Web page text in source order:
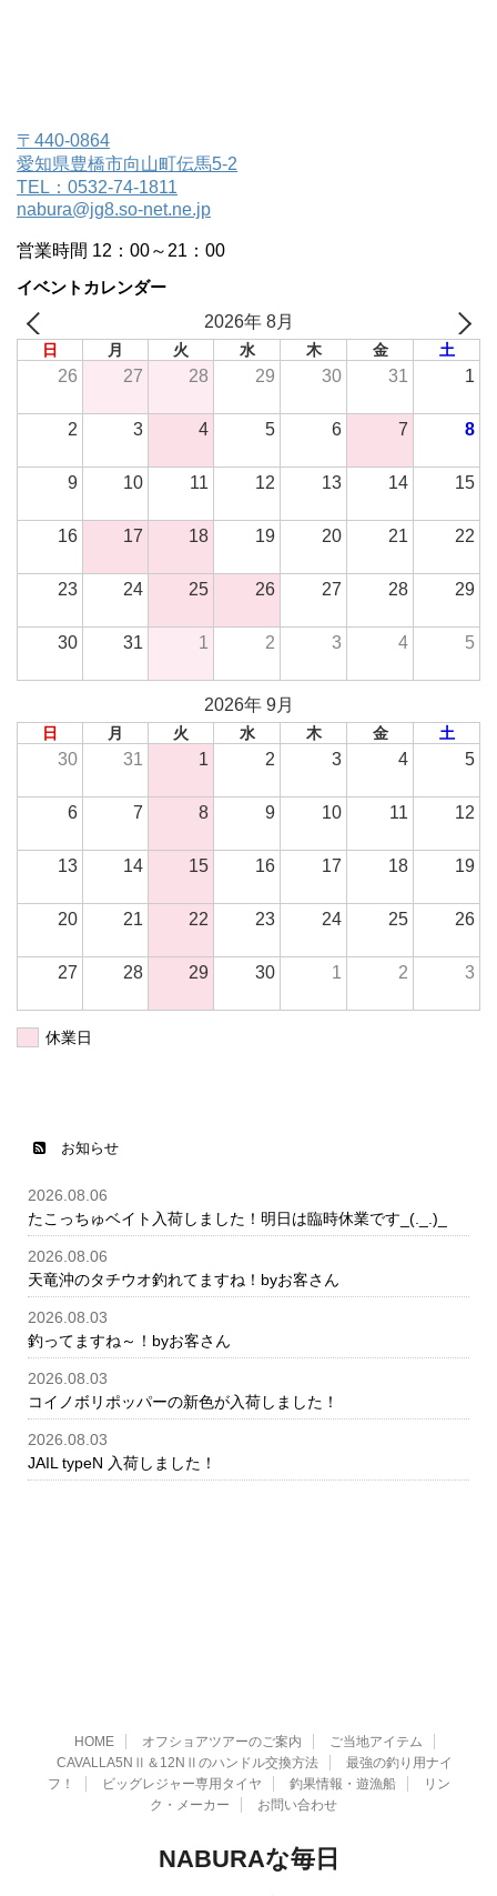
〒440-0864
愛知県豊橋市向山町伝馬5-2
TEL：0532-74-1811
nabura@jg8.so-net.ne.jp
営業時間 12：00～21：00
イベントカレンダー
2026年 8月
日 月 火 水 木 金 土
26 27 28 29 30 31 1
2 3 4 5 6 7 8
9 10 11 12 13 14 15
16 17 18 19 20 21 22
23 24 25 26 27 28 29
30 31 1 2 3 4 5
2026年 9月
日 月 火 水 木 金 土
30 31 1 2 3 4 5
6 7 8 9 10 11 12
13 14 15 16 17 18 19
20 21 22 23 24 25 26
27 28 29 30 1 2 3
休業日
お知らせ
2026.08.06
たこっちゅベイト入荷しました！明日は臨時休業です_(._.)_
2026.08.06
天竜沖のタチウオ釣れてますね！byお客さん
2026.08.03
釣ってますね～！byお客さん
2026.08.03
コイノボリポッパーの新色が入荷しました！
2026.08.03
JAIL typeN 入荷しました！
HOME オフショアツアーのご案内
ご当地アイテム
CAVALLA5NⅡ＆12NⅡのハンドル交換方法
最強の釣り用ナイ
フ！
ビッグレジャー専用タイヤ 釣果情報・遊漁船
リン
ク・メーカー
お問い合わせ
NABURAな毎日